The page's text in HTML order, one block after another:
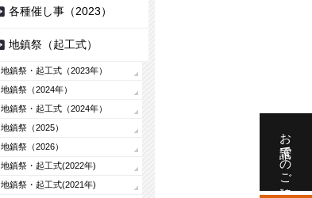
各種催し事（2023）
地鎮祭（起工式）
地鎮祭・起工式（2023年）
地鎮祭（2024年）
地鎮祭・起工式（2024年）
地鎮祭（2025）
地鎮祭（2026）
地鎮祭・起工式(2022年)
地鎮祭・起工式(2021年)
お電話でのご相談